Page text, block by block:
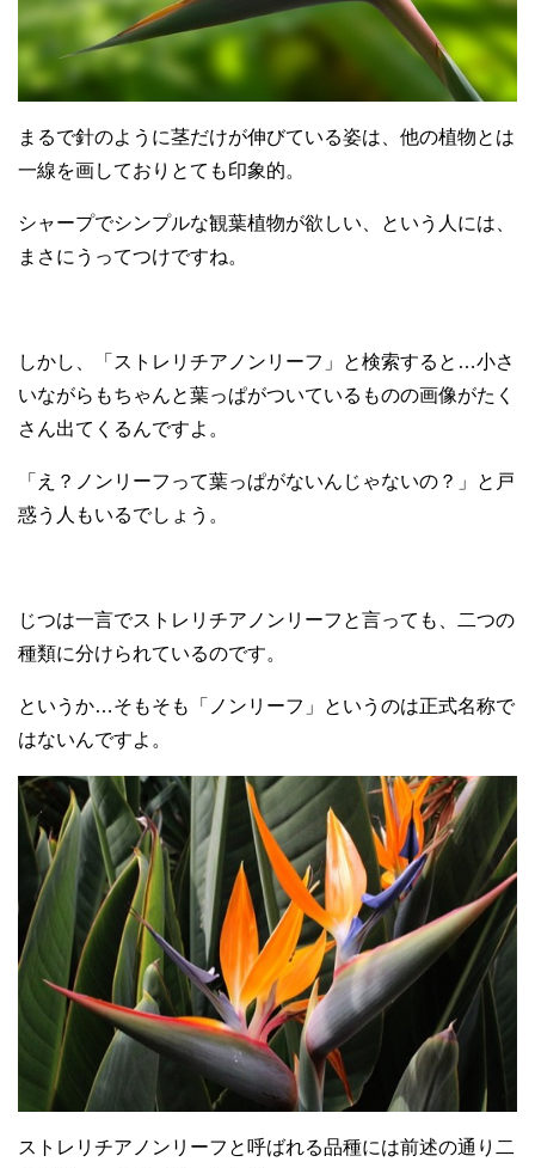
まるで針のように茎だけが伸びている姿は、他の植物とは
一線を画しておりとても印象的。
シャープでシンプルな観葉植物が欲しい、という人には、
まさにうってつけですね。
しかし、「ストレリチアノンリーフ」と検索すると…小さ
いながらもちゃんと葉っぱがついているものの画像がたく
さん出てくるんですよ。
「え？ノンリーフって葉っぱがないんじゃないの？」と戸
惑う人もいるでしょう。
じつは一言でストレリチアノンリーフと言っても、二つの
種類に分けられているのです。
というか…そもそも「ノンリーフ」というのは正式名称で
はないんですよ。
ストレリチアノンリーフと呼ばれる品種には前述の通り二